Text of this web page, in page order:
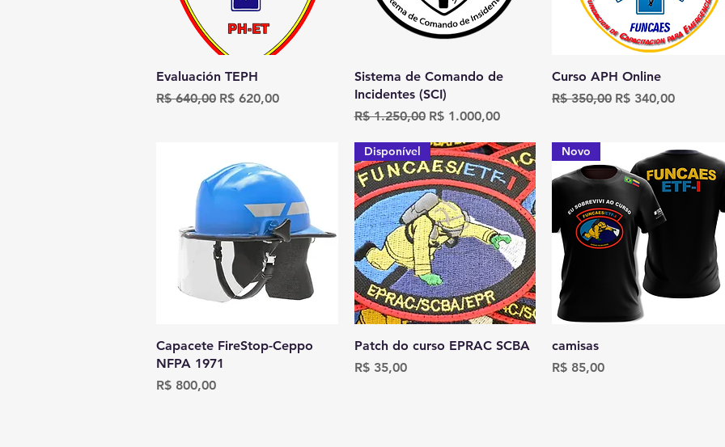
Visualização rápida
Evaluación TEPH
Preço normal
R$ 640,00 Preço promocional
R$ 620,00
Visualização rápida
Sistema de Comando de
Incidentes (SCI)
Preço normal
R$ 1.250,00 Preço promocional
R$ 1.000,00
Visualização rápida
Curso APH Online
Preço normal
R$ 350,00 Preço promocional
R$ 340,00
Visualização rápida
Capacete FireStop-Ceppo
NFPA 1971
Preço
R$ 800,00
Visualização rápida
Disponível
Patch do curso EPRAC SCBA
Preço
R$ 35,00
Visualização rápida
Novo
camisas
Preço
R$ 85,00